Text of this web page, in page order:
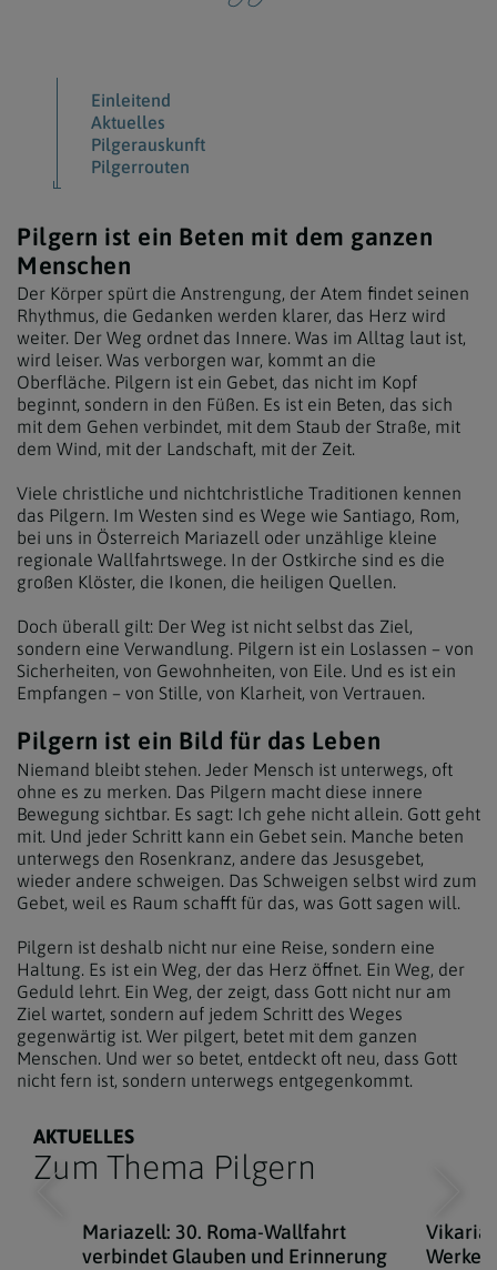
Einleitend
Aktuelles
Pilgerauskunft
Pilgerrouten
Pilgern ist ein Beten mit dem ganzen
Menschen
Der Körper spürt die Anstrengung, der Atem findet seinen
Rhythmus, die Gedanken werden klarer, das Herz wird
weiter. Der Weg ordnet das Innere. Was im Alltag laut ist,
wird leiser. Was verborgen war, kommt an die
Oberfläche. Pilgern ist ein Gebet, das nicht im Kopf
beginnt, sondern in den Füßen. Es ist ein Beten, das sich
mit dem Gehen verbindet, mit dem Staub der Straße, mit
dem Wind, mit der Landschaft, mit der Zeit.
Viele christliche und nichtchristliche Traditionen kennen
das Pilgern. Im Westen sind es Wege wie Santiago, Rom,
bei uns in Österreich Mariazell oder unzählige kleine
regionale Wallfahrtswege. In der Ostkirche sind es die
großen Klöster, die Ikonen, die heiligen Quellen.
Doch überall gilt: Der Weg ist nicht selbst das Ziel,
sondern eine Verwandlung. Pilgern ist ein Loslassen – von
Sicherheiten, von Gewohnheiten, von Eile. Und es ist ein
Empfangen – von Stille, von Klarheit, von Vertrauen.
Pilgern ist ein Bild für das Leben
Niemand bleibt stehen. Jeder Mensch ist unterwegs, oft
ohne es zu merken. Das Pilgern macht diese innere
Bewegung sichtbar. Es sagt: Ich gehe nicht allein. Gott geht
mit. Und jeder Schritt kann ein Gebet sein. Manche beten
unterwegs den Rosenkranz, andere das Jesusgebet,
wieder andere schweigen. Das Schweigen selbst wird zum
Gebet, weil es Raum schafft für das, was Gott sagen will.
Pilgern ist deshalb nicht nur eine Reise, sondern eine
Haltung. Es ist ein Weg, der das Herz öffnet. Ein Weg, der
Geduld lehrt. Ein Weg, der zeigt, dass Gott nicht nur am
Ziel wartet, sondern auf jedem Schritt des Weges
gegenwärtig ist. Wer pilgert, betet mit dem ganzen
Menschen. Und wer so betet, entdeckt oft neu, dass Gott
nicht fern ist, sondern unterwegs entgegenkommt.
AKTUELLES
Zum Thema Pilgern
Mariazell: 30. Roma-Wallfahrt
verbindet Glauben und Erinnerung